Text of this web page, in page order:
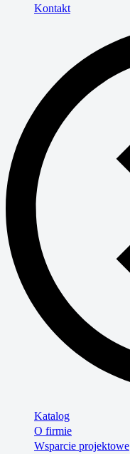
Kontakt
Katalog
O firmie
Wsparcie projektowe